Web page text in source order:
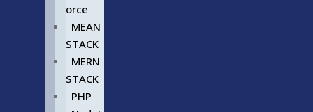
orce
MEAN
STACK
MERN
STACK
PHP